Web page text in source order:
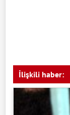
İlişkili haber: